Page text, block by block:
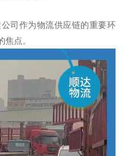
司作为物流供应链的重要环
点。